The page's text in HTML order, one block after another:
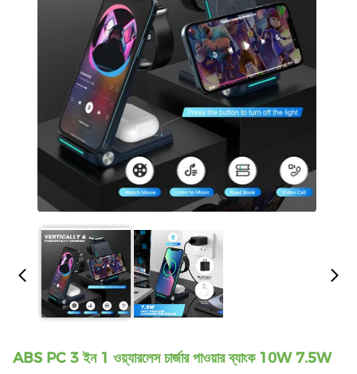
ABS PC 3 ইন 1 ওয়্যারলেস চার্জার পাওয়ার ব্যাংক 10W 7.5W